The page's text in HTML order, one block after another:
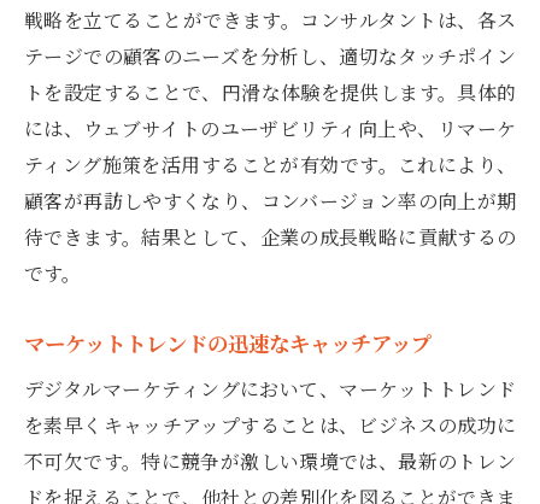
リアルタイムデータ分析のメリット
顧客インサイトの抽出と応用
競争環境のモニタリング技術
市場動向の予測手法
セグメンテーションと市場機会の特定
データセキュリティの重要性と対策
持続可能性を考慮した戦略立案
環境影響評価とその管理
エシカルマーケティングの推進
サプライチェーンの透明性向上
戦略を立てることができます。コンサルタントは、各ス
テージでの顧客のニーズを分析し、適切なタッチポイン
トを設定することで、円滑な体験を提供します。具体的
には、ウェブサイトのユーザビリティ向上や、リマーケ
ティング施策を活用することが有効です。これにより、
顧客が再訪しやすくなり、コンバージョン率の向上が期
待できます。結果として、企業の成長戦略に貢献するの
です。
マーケットトレンドの迅速なキャッチアップ
デジタルマーケティングにおいて、マーケットトレンド
を素早くキャッチアップすることは、ビジネスの成功に
不可欠です。特に競争が激しい環境では、最新のトレン
ドを捉えることで、他社との差別化を図ることができま